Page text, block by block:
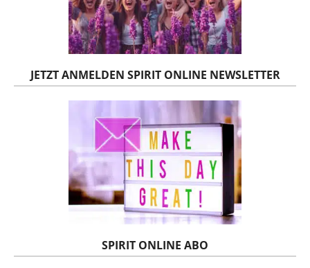
JETZT ANMELDEN SPIRIT ONLINE NEWSLETTER
SPIRIT ONLINE ABO